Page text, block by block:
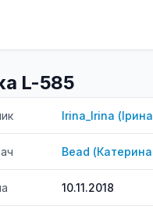
L-585
Irina_Irina (Ірина
Bead (Катерина
10.11.2018